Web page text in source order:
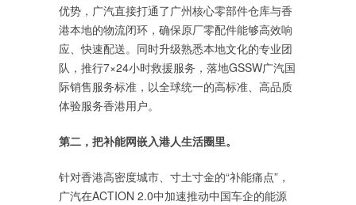
优势，广汽直接打通了广州核心零部件仓库与香
港本地的物流闭环，确保原厂零配件能够高效响
应、快速配送。同时升级熟悉本地文化的专业团
队，推行7×24小时救援服务，落地GSSW广汽国
际销售服务标准，以全球统一的高标准、高品质
体验服务香港用户。
第二，把补能网嵌入港人生活圈里。
针对香港高密度城市、寸土寸金的“补能痛点”，
广汽在ACTION 2.0中加速推动中国车企的能源